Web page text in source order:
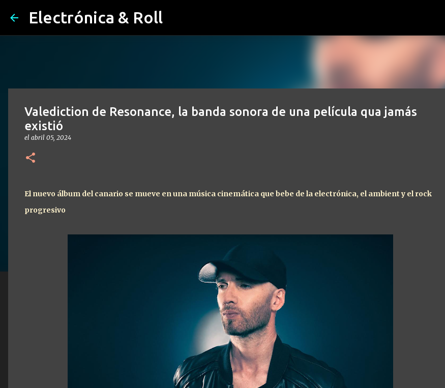
Electrónica & Roll
Valediction de Resonance, la banda sonora de una película qua jamás
existió
el abril 05, 2024
El nuevo álbum del canario se mueve en una música cinemática que bebe de la electrónica, el ambient y el rock
progresivo